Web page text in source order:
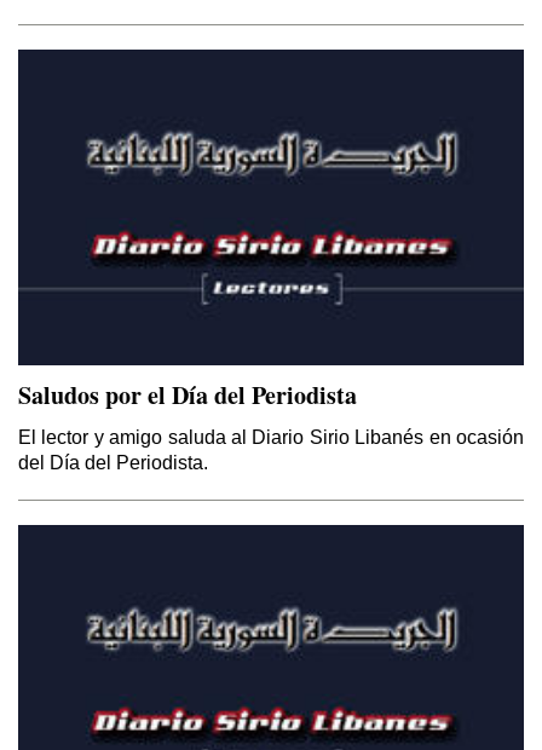
Saludos por el Día del Periodista
El lector y amigo saluda al Diario Sirio Libanés en ocasión
del Día del Periodista.